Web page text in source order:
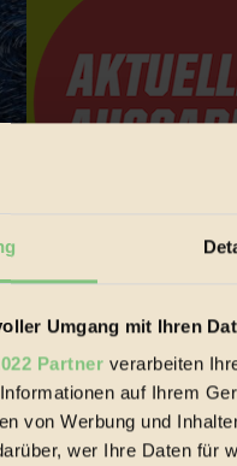
Umgang mit Ihren
Partner verarbeiten
auf Ihrem
von Werbung und
wer Ihre Daten für
und seine
inziwschen oft zu
Entleerung voll wieder zu dir